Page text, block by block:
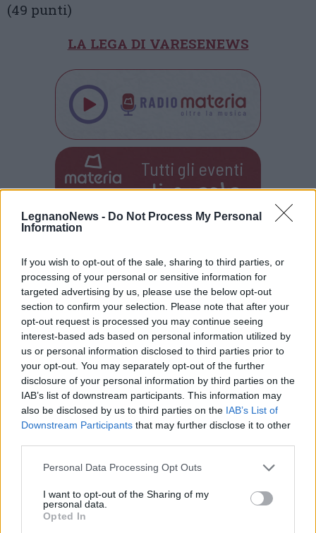
LegnanoNews - Do Not Process My Personal
Information
If you wish to opt-out of the sale, sharing to third parties, or
processing of your personal or sensitive information for
targeted advertising by us, please use the below opt-out
section to confirm your selection. Please note that after your
opt-out request is processed you may continue seeing
interest-based ads based on personal information utilized by
us or personal information disclosed to third parties prior to
your opt-out. You may separately opt-out of the further
disclosure of your personal information by third parties on the
IAB’s list of downstream participants. This information may
also be disclosed by us to third parties on the IAB’s List of
Downstream Participants that may further disclose it to other
Personal Data Processing Opt Outs
I want to opt-out of the Sharing of my
personal data.
Opted In
(49 punti)
LA LEGA DI VARESENEWS
Tutti gli eventi
diagosto
info@legnanonews.com
Noi della redazione di LegnanoNews abbiamo a cuore
l'informazione del nostro territorio e cerchiamo di essere
sempre in prima linea per informarvi in modo puntuale.
PIÙ INFORMAZIONI SU
LEGGI GLI ALTRI ARTICOLI DI
ALTRE NEWS
Selezioniamo per te